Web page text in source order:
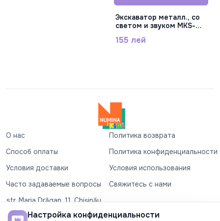
Экскаватор металл., со
светом и звуком MKS-
155 лей
О нас
Политика возврата
Способ оплаты
Политика конфиденциальности
Условия доставки
Условия использования
Часто задаваемые вопросы
Свяжитесь с нами
str. Maria Drăgan, 11, Chișinău
+37360327279
Настройка конфиденциальности